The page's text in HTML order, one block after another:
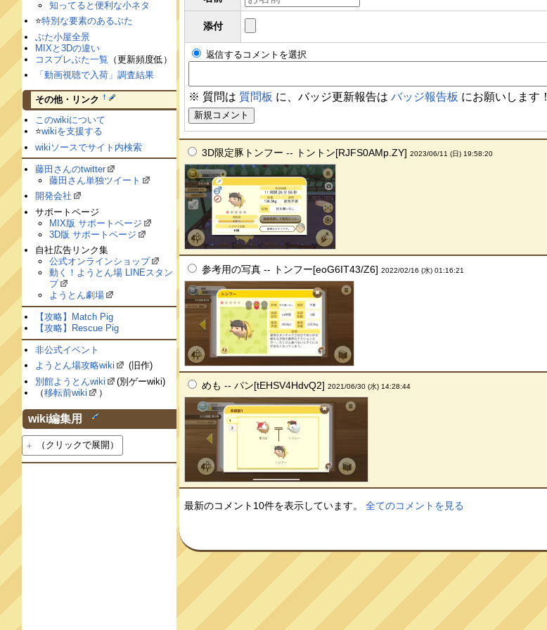
添付
返信するコメントを選択
※ 質問は 質問板 に、バッジ更新報告はバッジ報告板 にお願いします！
3D限定豚トンフー -- トントン[RJFS0AMp.ZY]2023/06/11 (日) 19:58:20
参考用の写真 -- トンフー[eoG6IT43/Z6]2022/02/16 (水) 01:16:21
めも -- パン[tEHSV4HdvQ2]2021/06/30 (水) 14:28:44
最新のコメント10件を表示しています。全てのコメントを見る
知ってると便利な小ネタ
⭐️特別な要素のあるぶた
ぶた小屋全景
MIXと3Dの違い
コスプレぶた一覧 （更新頻度低）
「動画視聴で入荷」調査結果
その他・リンク †
このwikiについて
⭐️wikiを支援する
wikiソースでサイト内検索
藤田さんのtwitter
藤田さん単独ツイート
開発会社
サポートページ
MIX版 サポートページ
3D版 サポートページ
自社広告リンク集
公式オンラインショップ
動く！ようとん場 LINEスタン
プ
ようとん劇場
【攻略】Match Pig
【攻略】Rescue Pig
非公式イベント
ようとん場攻略wiki
(旧作)
別館ようとんwiki
(別ゲーwiki)
（移転前wiki ）
wiki編集用 †
（クリックで展開）